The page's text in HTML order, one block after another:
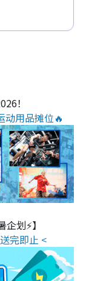
！
动用品摊位🔥
划⚡】
完即止 <